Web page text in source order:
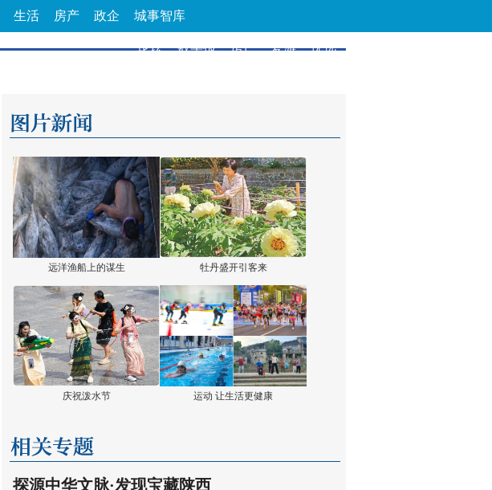
生活 房产 政企 城事智库
论坛 数字报 房产 爱游 优选
远洋渔船上的谋生 牡丹盛开引客来
庆祝泼水节 运动 让生活更健康
探源中华文脉·发现宝藏陕西